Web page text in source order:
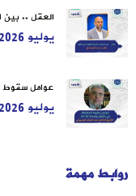
العقل .. بين
يوليو 31,2026
عوامل سقوط
يوليو 29,2026
روابط مهمة